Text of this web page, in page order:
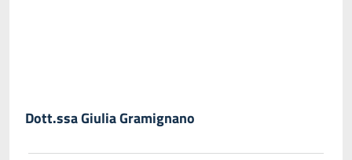
Dott.ssa Giulia Gramignano